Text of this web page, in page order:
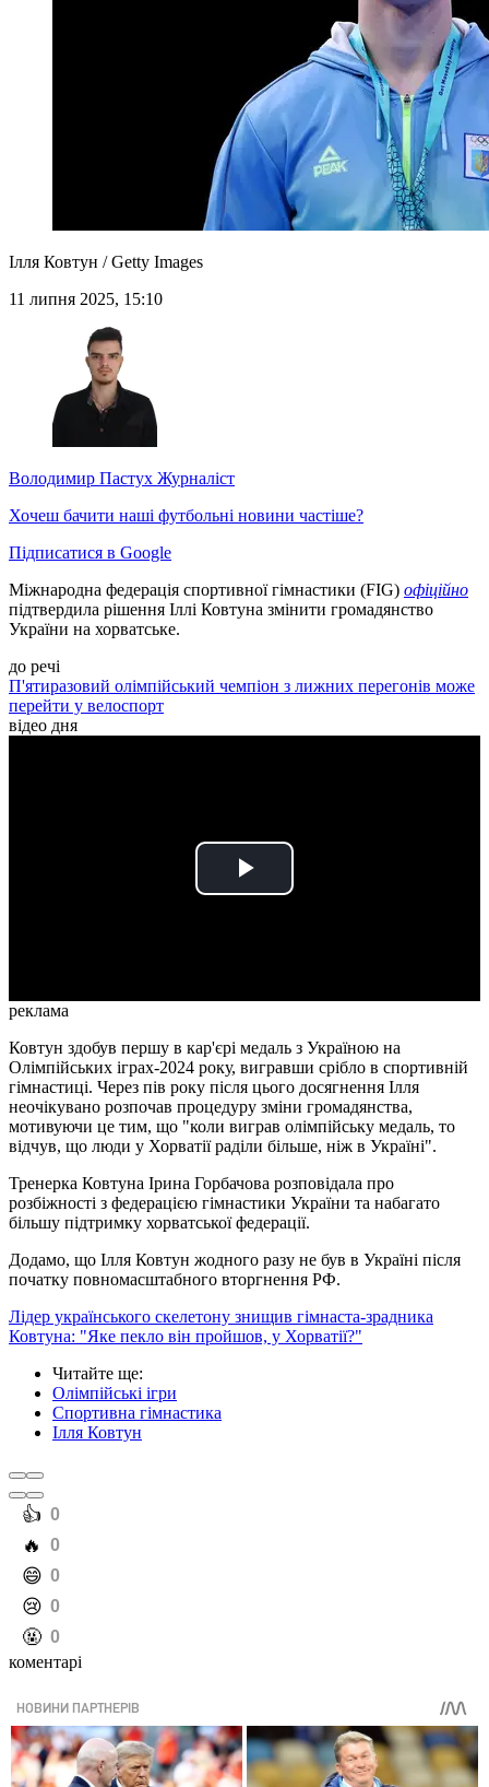
Ілля Ковтун / Getty Images
11 липня 2025, 15:10
Володимир Пастух Журналіст
Хочеш бачити наші футбольні новини частіше?
Підписатися в Google
Міжнародна федерація спортивної гімнастики (FIG) офіційно
підтвердила рішення Іллі Ковтуна змінити громадянство
України на хорватське.
до речі
П'ятиразовий олімпійський чемпіон з лижних перегонів може
перейти у велоспорт
відео дня
Play
реклама
Ковтун здобув першу в кар'єрі медаль з Україною на
Олімпійських іграх-2024 року, вигравши срібло в спортивній
гімнастиці. Через пів року після цього досягнення Ілля
неочікувано розпочав процедуру зміни громадянства,
мотивуючи це тим, що "коли виграв олімпійську медаль, то
відчув, що люди у Хорватії раділи більше, ніж в Україні".
Тренерка Ковтуна Ірина Горбачова розповідала про
розбіжності з федерацією гімнастики України та набагато
більшу підтримку хорватської федерації.
Додамо, що Ілля Ковтун жодного разу не був в Україні після
початку повномасштабного вторгнення РФ.
Лідер українського скелетону знищив гімнаста-зрадника
Ковтуна: "Яке пекло він пройшов, у Хорватії?"
Читайте ще:
Олімпійські ігри
Спортивна гімнастика
Ілля Ковтун
️👍 0
️🔥 0
️😄 0
️😢 0
️🤬 0
коментарі